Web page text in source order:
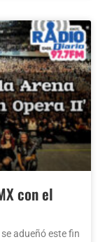
con el
adueñó este fin